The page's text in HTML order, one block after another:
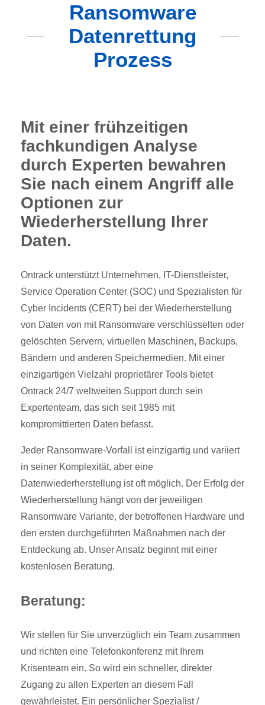
Ransomware
Datenrettung
Prozess
Mit einer frühzeitigen
fachkundigen Analyse
durch Experten bewahren
Sie nach einem Angriff alle
Optionen zur
Wiederherstellung Ihrer
Daten.
Ontrack unterstützt Unternehmen, IT-Dienstleister,
Service Operation Center (SOC) und Spezialisten für
Cyber Incidents (CERT) bei der Wiederherstellung
von Daten von mit Ransomware verschlüsselten oder
gelöschten Servern, virtuellen Maschinen, Backups,
Bändern und anderen Speichermedien. Mit einer
einzigartigen Vielzahl proprietärer Tools bietet
Ontrack 24/7 weltweiten Support durch sein
Expertenteam, das sich seit 1985 mit
kompromittierten Daten befasst.
Jeder Ransomware-Vorfall ist einzigartig und variiert
in seiner Komplexität, aber eine
Datenwiederherstellung ist oft möglich. Der Erfolg der
Wiederherstellung hängt von der jeweiligen
Ransomware Variante, der betroffenen Hardware und
den ersten durchgeführten Maßnahmen nach der
Entdeckung ab. Unser Ansatz beginnt mit einer
kostenlosen Beratung.
Beratung:
Wir stellen für Sie unverzüglich ein Team zusammen
und richten eine Telefonkonferenz mit Ihrem
Krisenteam ein. So wird ein schneller, direkter
Zugang zu allen Experten an diesem Fall
gewährleistet. Ein persönlicher Spezialist /